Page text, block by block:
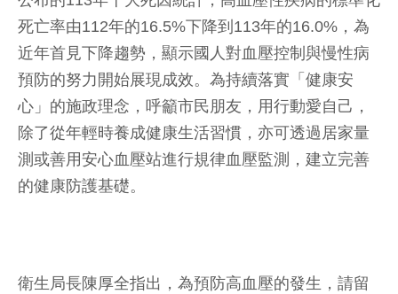
死亡率由112年的16.5%下降到113年的16.0%，為
近年首見下降趨勢，顯示國人對血壓控制與慢性病
預防的努力開始展現成效。為持續落實「健康安
心」的施政理念，呼籲市民朋友，用行動愛自己，
除了從年輕時養成健康生活習慣，亦可透過居家量
測或善用安心血壓站進行規律血壓監測，建立完善
的健康防護基礎。
衛生局長陳厚全指出，為預防高血壓的發生，請留